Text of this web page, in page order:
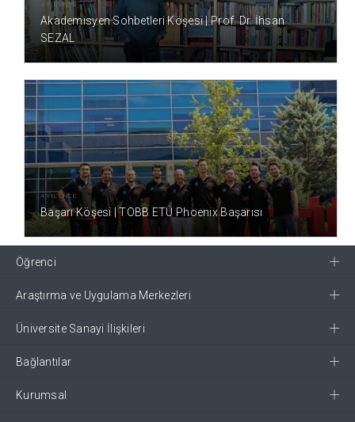
4 YIL ÖNCE
Akademisyen Sohbetleri Köşesi | Prof. Dr. İhsan
SEZAL
4 YIL ÖNCE
Başarı Köşesi | TOBB ETÜ Phoenix Başarısı
Öğrenci
Araştırma ve Uygulama Merkezleri
Üniversite Sanayi İlişkileri
Bağlantılar
Kurumsal